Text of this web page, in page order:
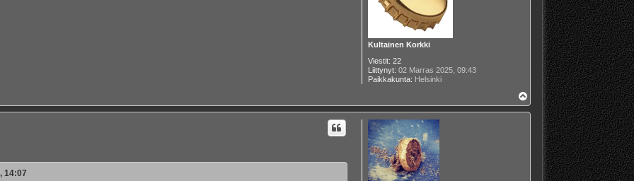
Kultainen Korkki
Viestit: 22
Liittynyt: 02 Marras 2025, 09:43
Paikkakunta: Helsinki
l
ö
14:07